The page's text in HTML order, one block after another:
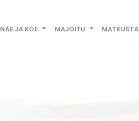
NÄE JA KOE MAJOITU MATKUSTA